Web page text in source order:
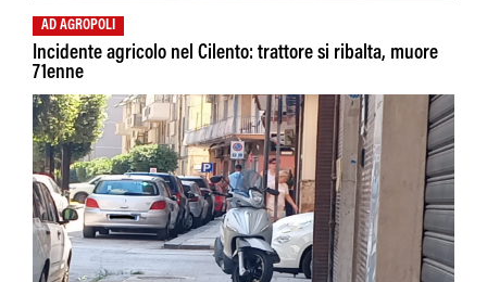
AD AGROPOLI
Incidente agricolo nel Cilento: trattore si ribalta, muore
71enne